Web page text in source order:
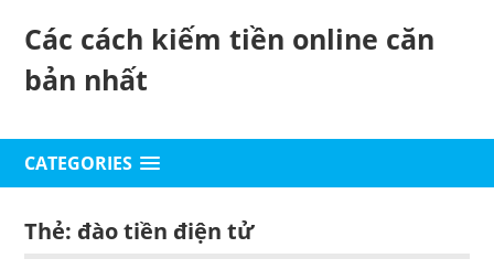
Các cách kiếm tiền online căn
bản nhất
CATEGORIES
Thẻ: đào tiền điện tử